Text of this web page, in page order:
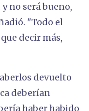
no será bueno,
"Todo el
decir más,
devuelto
deberían
haber habido